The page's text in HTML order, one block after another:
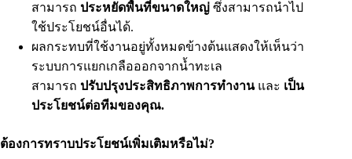
สามารถ ประหยัดพื้นที่ขนาดใหญ่ ซึ่งสามารถนำไป
ใช้ประโยชน์อื่นได้.
ผลกระทบที่ใช้งานอยู่ทั้งหมดข้างต้นแสดงให้เห็นว่า
ระบบการแยกเกลือออกจากน้ำทะเล
สามารถ ปรับปรุงประสิทธิภาพการทำงานและ เป็น
ประโยชน์ต่อทีมของคุณ.
ต้องการทราบประโยชน์เพิ่มเติมหรือไม่?